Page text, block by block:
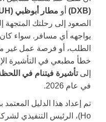
(DXB)
أو مطار أبوظبي (AUH)
الصعود إلى رحلتك المتجهة
يواجهه أي مسافر. سواء
الطلب، أو فرصة عمل غير
خطأ مطبعي في التأشيرة
إلىتأشيرة فيتنام في
في عام 2026.
تم إعداد هذا الدليل
Ho)، الرئيس التنفيذي لشركة